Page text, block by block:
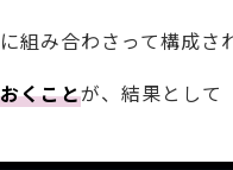
み合わさって構成さ
くことが、結果として